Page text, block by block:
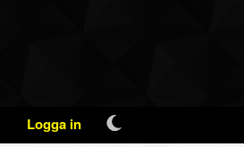
Logga in